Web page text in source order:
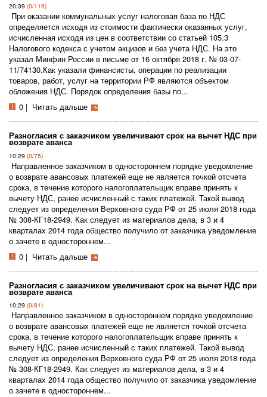
20:39 (0/119)
При оказании коммунальных услуг налоговая база по НДС
определяется исходя из стоимости фактически оказанных услуг,
исчисленная исходя из цен в соответствии со статьей 105.3
Налогового кодекса с учетом акцизов и без учета НДС. На это
указал Минфин России в письме от 16 октября 2018 г. № 03-07-
11/74130.Как указали финансисты, операции по реализации
товаров, работ, услуг на территории РФ являются объектом
обложения НДС. Порядок определения базы по...
0 | Читать дальше
Разногласия с заказчиком увеличивают срок на вычет НДС при
возврате аванса
10:29 (0/75)
Направленное заказчиком в одностороннем порядке уведомление
о возврате авансовых платежей еще не является точкой отсчета
срока, в течение которого налогоплательщик вправе принять к
вычету НДС, ранее исчисленный с таких платежей. Такой вывод
следует из определения Верховного суда РФ от 25 июля 2018 года
№ 308-КГ18-2949. Как следует из материалов дела, в 3 и 4
кварталах 2014 года общество получило от заказчика уведомление
о зачете в одностороннем...
0 | Читать дальше
Разногласия с заказчиком увеличивают срок на вычет НДС при
возврате аванса
10:29 (0/81)
Направленное заказчиком в одностороннем порядке уведомление
о возврате авансовых платежей еще не является точкой отсчета
срока, в течение которого налогоплательщик вправе принять к
вычету НДС, ранее исчисленный с таких платежей. Такой вывод
следует из определения Верховного суда РФ от 25 июля 2018 года
№ 308-КГ18-2949. Как следует из материалов дела, в 3 и 4
кварталах 2014 года общество получило от заказчика уведомление
о зачете в одностороннем...